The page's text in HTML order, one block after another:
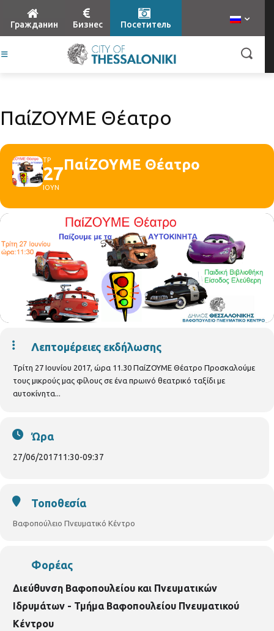
Гражданин Бизнес Посетитель
ΠαίΖΟΥΜΕ Θέατρο
ΤΡ
27
ΙΟΥΝ
ΠαίΖΟΥΜΕ Θέατρο
Λεπτομέρειες εκδήλωσης
Τρίτη 27 Ιουνίου 2017, ώρα 11.30 ΠαίΖΟΥΜΕ Θέατρο Προσκαλούμε
τους μικρούς μας φίλους σε ένα πρωινό θεατρικό ταξίδι με
αυτοκίνητα...
Ώρα
27/06/201711:30-09:37
Τοποθεσία
Βαφοπούλειο Πνευματικό Κέντρο
Φορέας
Διεύθυνση Βαφοπουλείου και Πνευματικών
Ιδρυμάτων - Τμήμα Βαφοπουλείου Πνευματικού
Κέντρου